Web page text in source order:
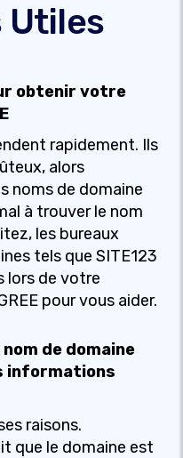
Utiles
obtenir votre
rapidement. Ils
alors
noms de domaine
à trouver le nom
les bureaux
tels que SITE123
lors de votre
pour vous aider.
de domaine
informations
raisons.
que le domaine est